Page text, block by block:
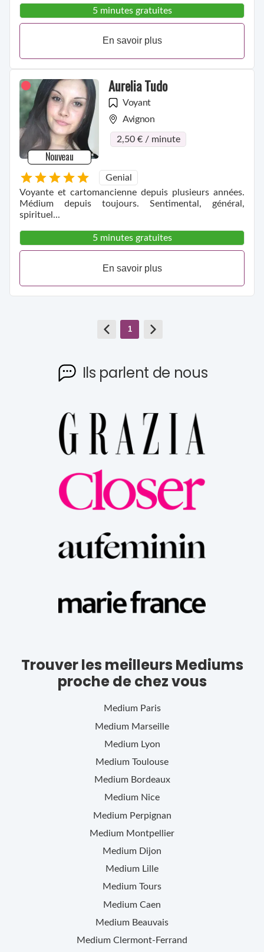
5 minutes gratuites
En savoir plus
Nouveau
Aurelia Tudo
Voyant
Avignon
2,50 € / minute
Genial
Voyante et cartomancienne depuis plusieurs années.
Médium depuis toujours. Sentimental, général,
spirituel...
5 minutes gratuites
En savoir plus
1
Ils parlent de nous
Trouver les meilleurs Mediums
proche de chez vous
Medium Paris
Medium Marseille
Medium Lyon
Medium Toulouse
Medium Bordeaux
Medium Nice
Medium Perpignan
Medium Montpellier
Medium Dijon
Medium Lille
Medium Tours
Medium Caen
Medium Beauvais
Medium Clermont-Ferrand